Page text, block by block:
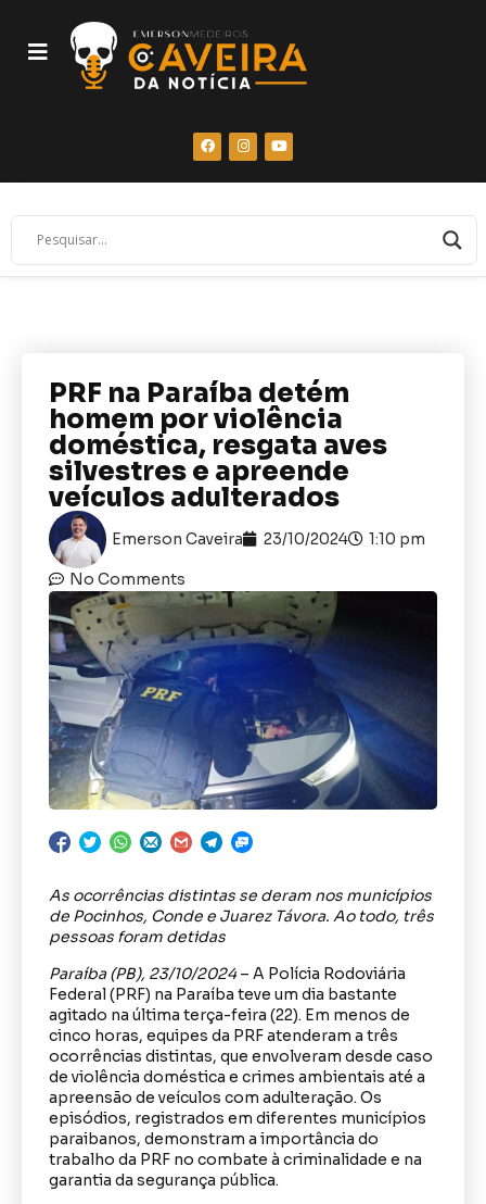
PRF na Paraíba detém
homem por violência
doméstica, resgata aves
silvestres e apreende
veículos adulterados
Emerson Caveira 23/10/2024 1:10 pm
No Comments
As ocorrências distintas se deram nos municípios
de Pocinhos, Conde e Juarez Távora. Ao todo, três
pessoas foram detidas
Paraíba (PB), 23/10/2024– A Polícia Rodoviária
Federal (PRF) na Paraíba teve um dia bastante
agitado na última terça-feira (22). Em menos de
cinco horas, equipes da PRF atenderam a três
ocorrências distintas, que envolveram desde caso
de violência doméstica e crimes ambientais até a
apreensão de veículos com adulteração. Os
episódios, registrados em diferentes municípios
paraibanos, demonstram a importância do
trabalho da PRF no combate à criminalidade e na
garantia da segurança pública.